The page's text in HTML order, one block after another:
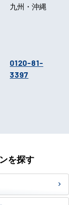
九州・沖縄
0120-81-
3397
を探す